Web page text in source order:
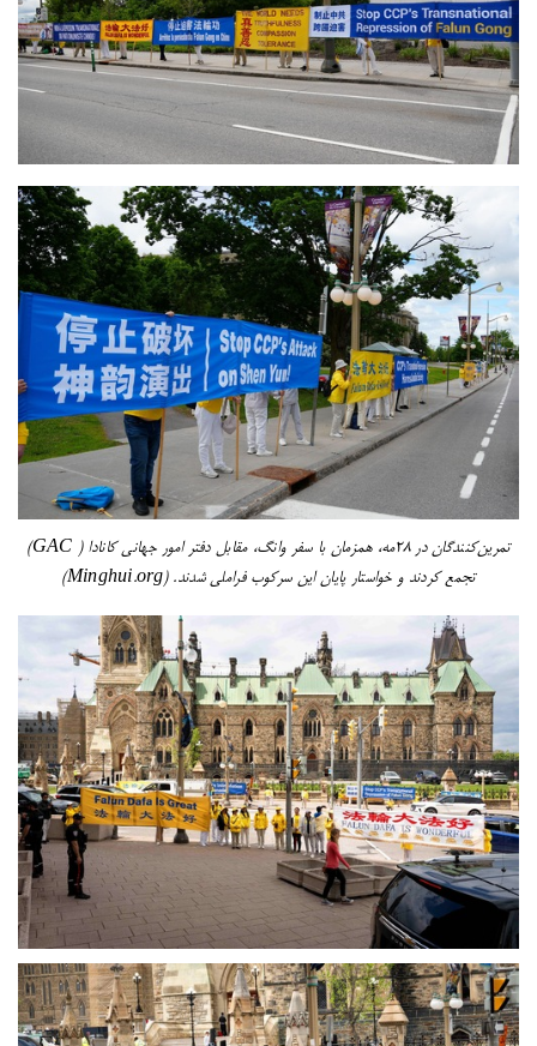
تمرین‌کنندگان در ۲۸مه، همزمان با سفر وانگ، مقابل دفتر امور جهانی کانادا ( GAC)
تجمع کردند و خواستار پایان این سرکوب فراملی شدند. (Minghui.org)